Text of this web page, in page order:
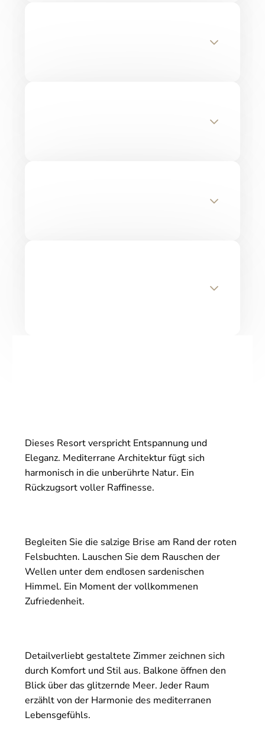
Dieses Resort verspricht Entspannung und
Eleganz. Mediterrane Architektur fügt sich
harmonisch in die unberührte Natur. Ein
Rückzugsort voller Raffinesse.
Begleiten Sie die salzige Brise am Rand der roten
Felsbuchten. Lauschen Sie dem Rauschen der
Wellen unter dem endlosen sardenischen
Himmel. Ein Moment der vollkommenen
Zufriedenheit.
Detailverliebt gestaltete Zimmer zeichnen sich
durch Komfort und Stil aus. Balkone öffnen den
Blick über das glitzernde Meer. Jeder Raum
erzählt von der Harmonie des mediterranen
Lebensgefühls.